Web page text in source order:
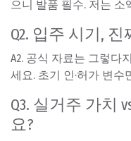
으니 발품 필수. 저는 소
Q2. 입주 시기, 진
A2. 공식 자료는 그렇다
세요. 초기 인·허가 변수
Q3. 실거주 가치
요?